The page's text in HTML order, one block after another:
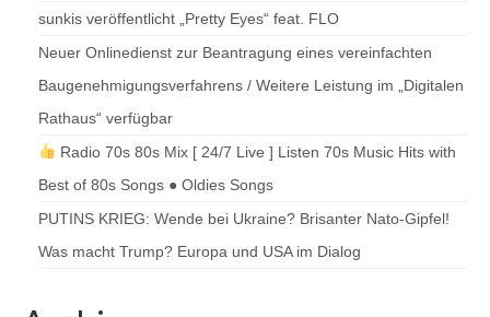
sunkis veröffentlicht „Pretty Eyes“ feat. FLO
Neuer Onlinedienst zur Beantragung eines vereinfachten
Baugenehmigungsverfahrens / Weitere Leistung im „Digitalen
Rathaus“ verfügbar
Radio 70s 80s Mix [ 24/7 Live ] Listen 70s Music Hits with
Best of 80s Songs ● Oldies Songs
PUTINS KRIEG: Wende bei Ukraine? Brisanter Nato-Gipfel!
Was macht Trump? Europa und USA im Dialog